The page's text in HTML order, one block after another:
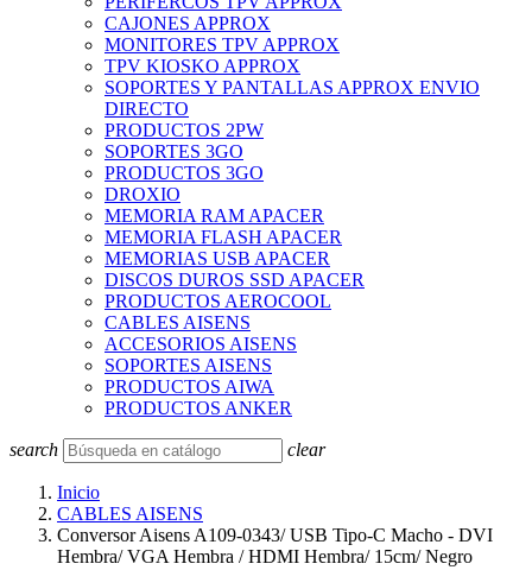
CAJONES APPROX
MONITORES TPV APPROX
TPV KIOSKO APPROX
SOPORTES Y PANTALLAS APPROX ENVIO
DIRECTO
PRODUCTOS 2PW
SOPORTES 3GO
PRODUCTOS 3GO
DROXIO
MEMORIA RAM APACER
MEMORIA FLASH APACER
MEMORIAS USB APACER
DISCOS DUROS SSD APACER
PRODUCTOS AEROCOOL
CABLES AISENS
ACCESORIOS AISENS
SOPORTES AISENS
PRODUCTOS AIWA
PRODUCTOS ANKER
search clear
Inicio
CABLES AISENS
Conversor Aisens A109-0343/ USB Tipo-C Macho - DVI
Hembra/ VGA Hembra / HDMI Hembra/ 15cm/ Negro